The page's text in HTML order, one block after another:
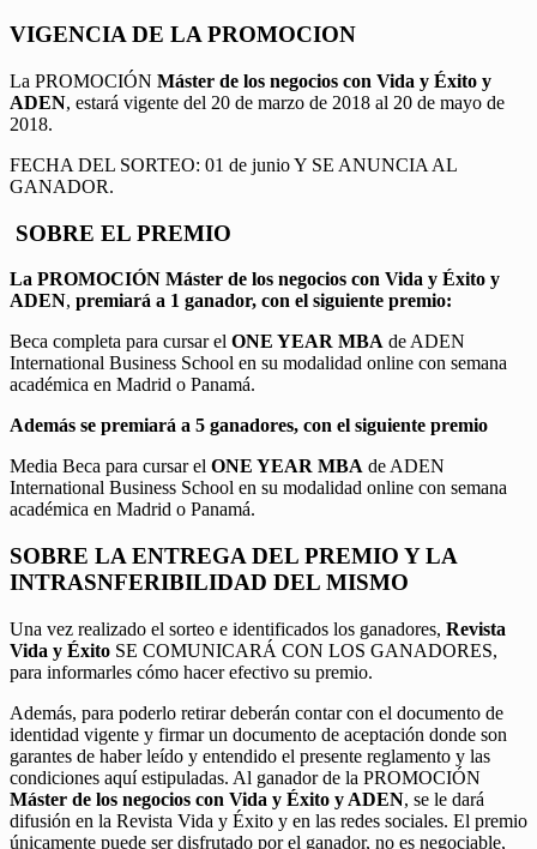
VIGENCIA DE LA PROMOCION
La PROMOCIÓN Máster de los negocios con Vida y Éxito y
ADEN, estará vigente del 20 de marzo de 2018 al 20 de mayo de
2018.
FECHA DEL SORTEO: 01 de junio Y SE ANUNCIA AL
GANADOR.
SOBRE EL PREMIO
La PROMOCIÓN Máster de los negocios con Vida y Éxito y
ADEN, premiará a 1 ganador, con el siguiente premio:
Beca completa para cursar el ONE YEAR MBA de ADEN
International Business School en su modalidad online con semana
académica en Madrid o Panamá.
Además se premiará a 5 ganadores, con el siguiente premio
Media Beca para cursar el ONE YEAR MBA de ADEN
International Business School en su modalidad online con semana
académica en Madrid o Panamá.
SOBRE LA ENTREGA DEL PREMIO Y LA
INTRASNFERIBILIDAD DEL MISMO
Una vez realizado el sorteo e identificados los ganadores, Revista
Vida y Éxito SE COMUNICARÁ CON LOS GANADORES,
para informarles cómo hacer efectivo su premio.
Además, para poderlo retirar deberán contar con el documento de
identidad vigente y firmar un documento de aceptación donde son
garantes de haber leído y entendido el presente reglamento y las
condiciones aquí estipuladas. Al ganador de la PROMOCIÓN
Máster de los negocios con Vida y Éxito y ADEN, se le dará
difusión en la Revista Vida y Éxito y en las redes sociales. El premio
únicamente puede ser disfrutado por el ganador, no es negociable,